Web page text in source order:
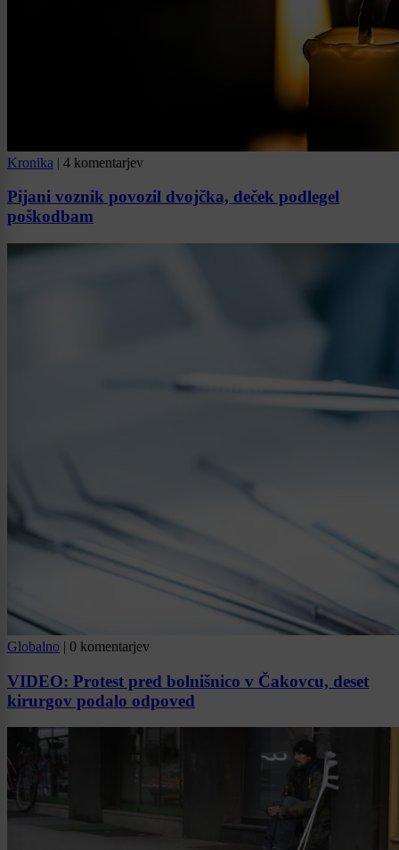
Kronika | 4 komentarjev
Pijani voznik povozil dvojčka, deček podlegel
poškodbam
Globalno | 0 komentarjev
VIDEO: Protest pred bolnišnico v Čakovcu, deset
kirurgov podalo odpoved